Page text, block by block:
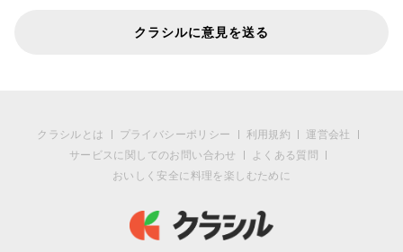
クラシルに意見を送る
クラシルとは プライバシーポリシー 利用規約
運営会社
サービスに関してのお問い合わせ
よくある質問
おいしく安全に料理を楽しむために